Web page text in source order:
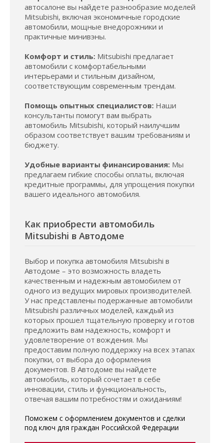
автосалоне вы найдете разнообразие моделей
Mitsubishi, включая экономичные городские
автомобили, мощные внедорожники и
практичные минивэны.
Комфорт и стиль: Mitsubishi предлагает
автомобили с комфортабельными
интерьерами и стильным дизайном,
соответствующим современным трендам.
Помощь опытных специалистов: Наши
консультанты помогут вам выбрать
автомобиль Mitsubishi, который наилучшим
образом соответствует вашим требованиям и
бюджету.
Удобные варианты финансирования: Мы
предлагаем гибкие способы оплаты, включая
кредитные программы, для упрощения покупки
вашего идеального автомобиля.
Как приобрести автомобиль
Mitsubishi в Автодоме
Выбор и покупка автомобиля Mitsubishi в
Автодоме – это возможность владеть
качественным и надежным автомобилем от
одного из ведущих мировых производителей.
У нас представлены подержанные автомобили
Mitsubishi различных моделей, каждый из
которых прошел тщательную проверку и готов
предложить вам надежность, комфорт и
удовлетворение от вождения. Мы
предоставим полную поддержку на всех этапах
покупки, от выбора до оформления
документов. В Автодоме вы найдете
автомобиль, который сочетает в себе
инновации, стиль и функциональность,
отвечая вашим потребностям и ожиданиям!
Поможем с оформлением документов и сделки
под ключ для граждан Российской Федерации